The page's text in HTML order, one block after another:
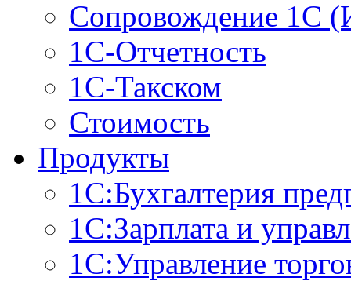
Сопровождение 1С
1С-Отчетность
1С-Такском
Стоимость
Продукты
1С:Бухгалтерия
1С:Зарплата и
1С:Управление